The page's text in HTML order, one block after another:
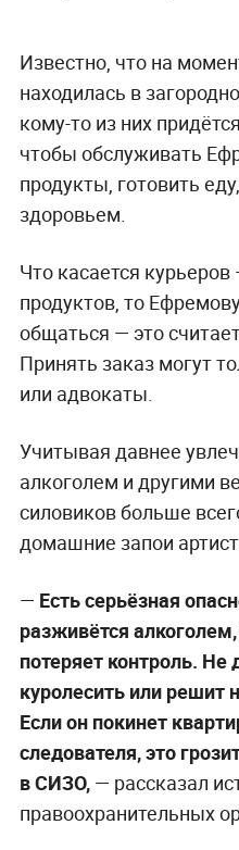
Известно, что на
находилась в
кому-то из них
чтобы обслуживать
продукты, готовить
здоровьем.
Что касается
продуктов, то
общаться — это
Принять заказ могут
или адвокаты.
Учитывая давнее
алкоголем и другими
силовиков больше
домашние запои
— Есть серьёзная
разживётся
потеряет контроль. Не
куролесить или решит
Если он покинет
следователя, это
в СИЗО,— рассказал
правоохранительных